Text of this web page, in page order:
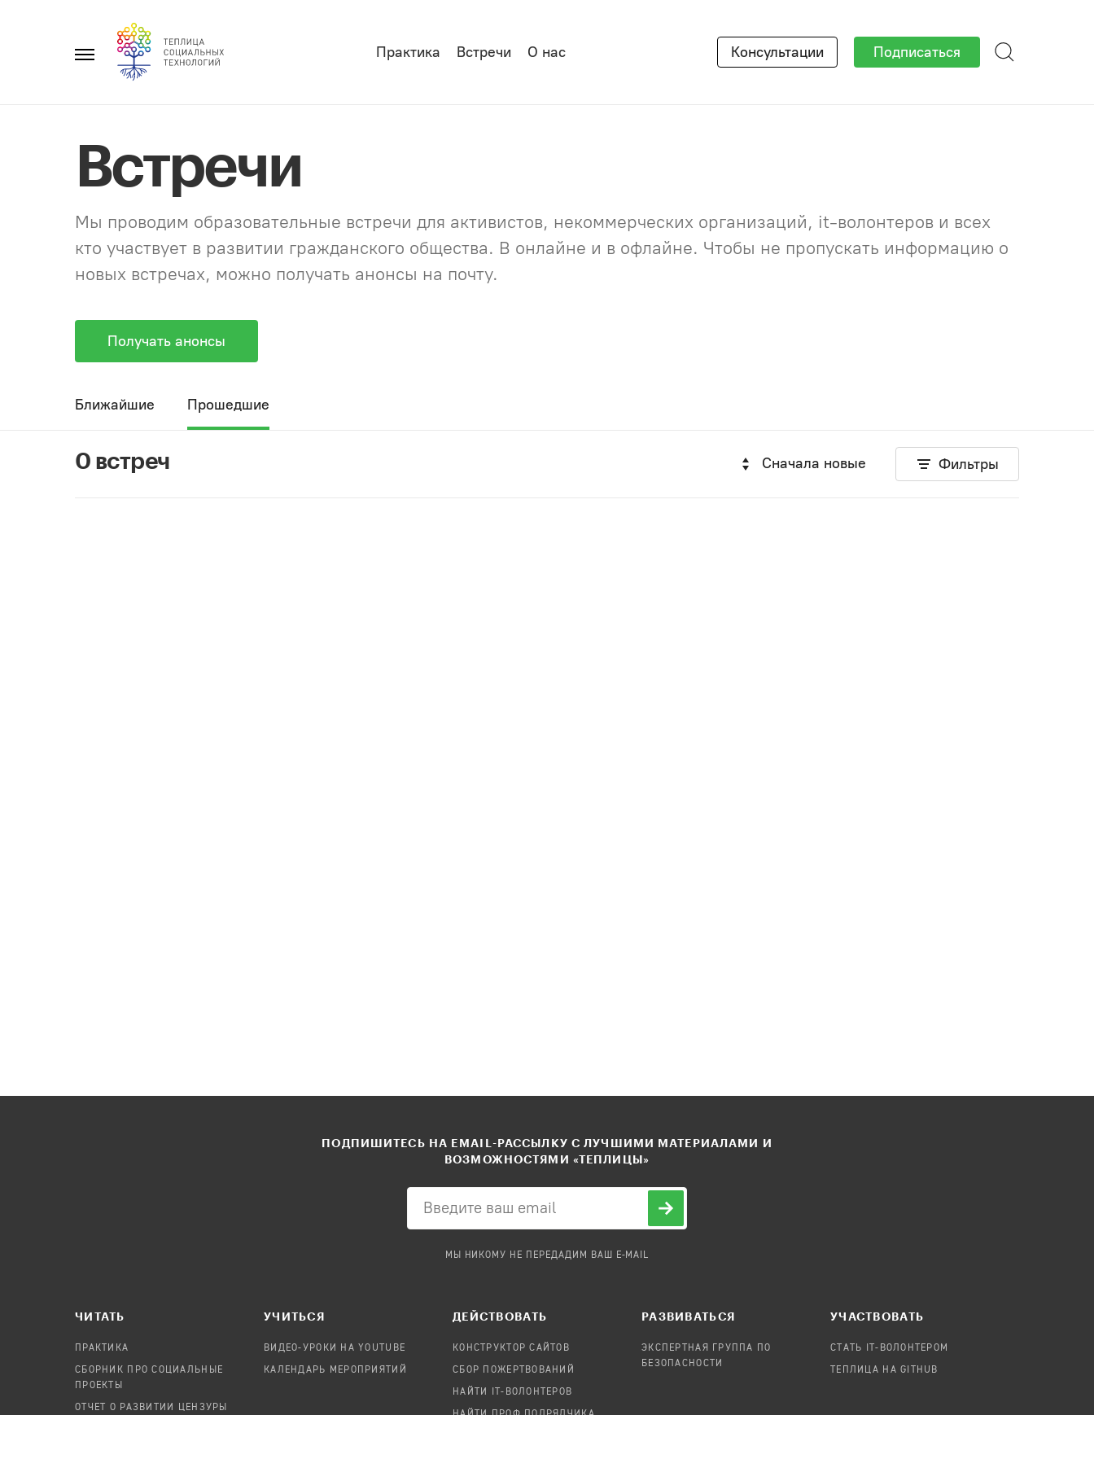
Главное
Практика Встречи О нас Консультации Подписаться
Встречи
Мы проводим образовательные встречи для активистов, некоммерческих организаций, it-волонтеров и всех
кто участвует в развитии гражданского общества. В онлайне и в офлайне. Чтобы не пропускать информацию о
новых встречах, можно получать анонсы на почту.
Получать анонсы
Ближайшие Прошедшие
0 встреч Сначала новые Фильтры
ПОДПИШИТЕСЬ НА EMAIL-РАССЫЛКУ С ЛУЧШИМИ МАТЕРИАЛАМИ И
ВОЗМОЖНОСТЯМИ «ТЕПЛИЦЫ»
МЫ НИКОМУ НЕ ПЕРЕДАДИМ ВАШ E-MAIL
ЧИТАТЬ
ПРАКТИКА
СБОРНИК ПРО СОЦИАЛЬНЫЕ
ПРОЕКТЫ
ОТЧЕТ О РАЗВИТИИ ЦЕНЗУРЫ
УЧИТЬСЯ
ВИДЕО-УРОКИ НА YOUTUBE
КАЛЕНДАРЬ МЕРОПРИЯТИЙ
ДЕЙСТВОВАТЬ
КОНСТРУКТОР САЙТОВ
СБОР ПОЖЕРТВОВАНИЙ
НАЙТИ IT-ВОЛОНТЕРОВ
НАЙТИ ПРОФ.ПОДРЯДЧИКА
РАЗВИВАТЬСЯ
ЭКСПЕРТНАЯ ГРУППА ПО
БЕЗОПАСНОСТИ
УЧАСТВОВАТЬ
СТАТЬ IT-ВОЛОНТЕРОМ
ТЕПЛИЦА НА GITHUB